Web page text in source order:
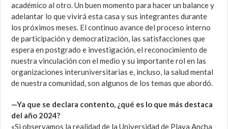
académico al otro. Un buen momento para hacer un balance y
adelantar lo que vivirá esta casa y sus integrantes durante
los próximos meses. El continuo avance del proceso interno
de participación y democratización, las satisfacciones que
espera en postgrado e investigación, el reconocimiento de
nuestra vinculación con el medio y su importante rol en las
organizaciones interuniversitarias e, incluso, la salud mental
de nuestra comunidad, son algunos de los temas que abordó.
—Ya que se declara contento, ¿qué es lo que más destaca
del año 2024?
«Si observamos la realidad de la Universidad de Playa Ancha